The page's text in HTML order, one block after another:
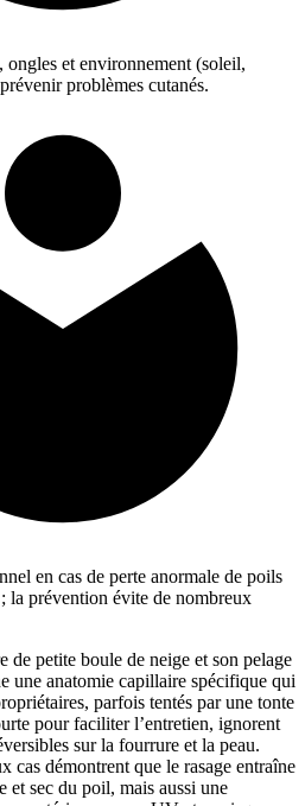
et environnement (soleil,
problèmes cutanés.
en cas de perte anormale de poils
la prévention évite de nombreux
de petite boule de neige et son pelage
une anatomie capillaire spécifique qui
parfois tentés par une tonte
pour faciliter l’entretien, ignorent
sur la fourrure et la peau.
cas démontrent que le rasage entraîne
et sec du poil, mais aussi une